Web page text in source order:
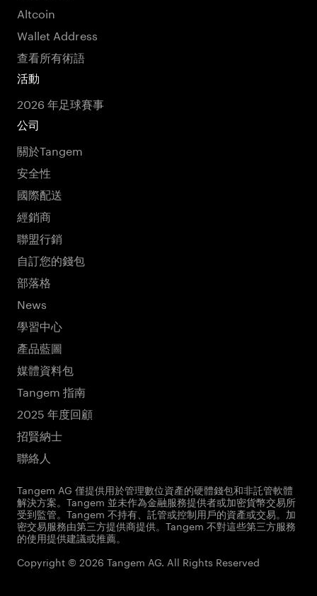
Altcoin
Wallet Address
查看所有術語
活動
2026 年足球賽事
公司
關於Tangem
安全性
國際配送
經銷商
聯盟行銷
自訂您的錢包
部落格
News
學習中心
產品藍圖
媒體資料包
Tangem 指南
2025 年度回顧
招賢納士
聯絡人
Tangem AG 僅提供用於管理數位資產的硬體錢包和非託管軟體
解決方案。Tangem 並未作為金融服務提供者或加密貨幣交易所
受到監管。Tangem 不持有、託管或控制用戶的資產或交易。加
密交易服務由第三方提供商提供。Tangem 不對這些第三方服務
的使用提供建議或推薦。